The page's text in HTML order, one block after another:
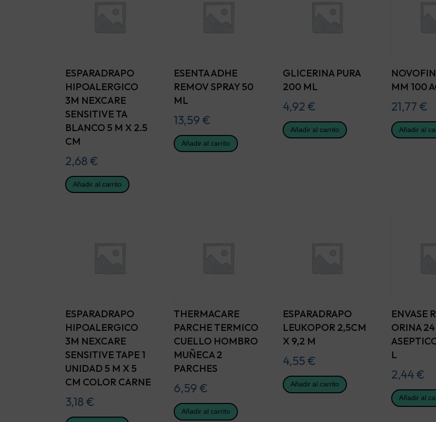
ESPARADRAPO
HIPOALERGICO
3M NEXCARE
SENSITIVE TA
BLANCO 5 M X 2.5
CM
2,68€
Añadir al carrito
ESENTA ADHE
REMOV SPRAY 50
ML
13,59€
Añadir al carrito
GLICERINA PURA
200 ML
4,92 €
Añadir al carrito
MM 100
21,77 €
Añadir al
ESPARADRAPO
HIPOALERGICO
3M NEXCARE
SENSITIVE TAPE 1
UNIDAD 5 M X 5
CM COLOR CARNE
3,18€
THERMACARE
PARCHE TERMICO
CUELLO HOMBRO
MUÑECA 2
PARCHES
6,59€
Añadir al carrito
ESPARADRAPO
LEUKOPOR 2,5CM
X 9,2 M
4,55 €
Añadir al carrito
ENVASE
ORINA
L
2,44€
Añadir al